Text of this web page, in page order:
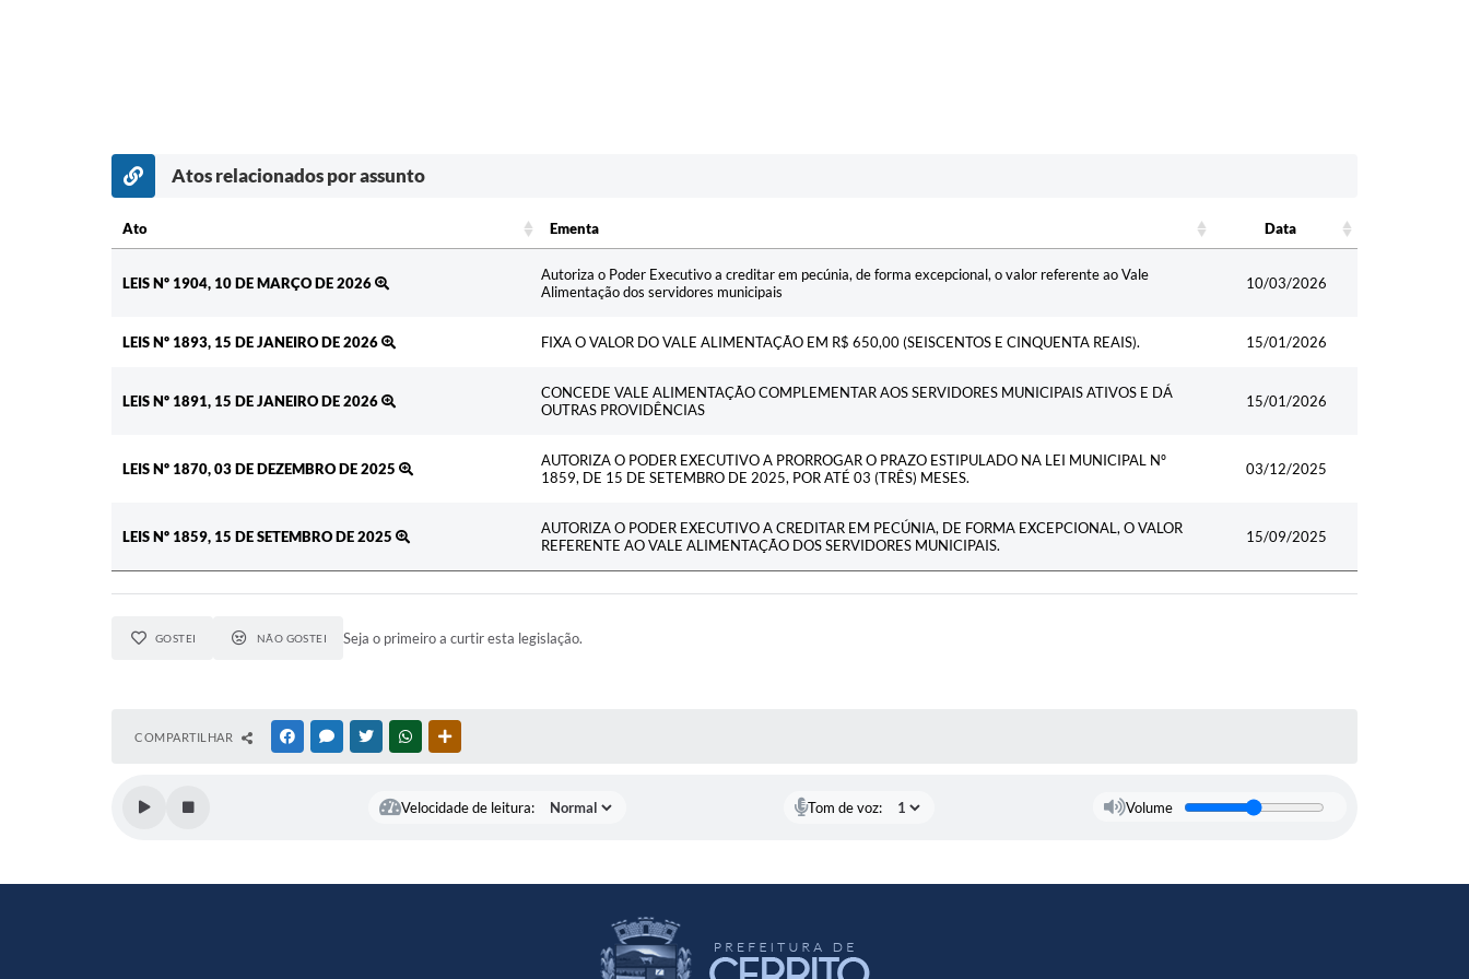
Atos relacionados por assunto
Ato Ementa
Data
LEIS Nº 1904, 10 DE MARÇO DE 2026
Autoriza o Poder Executivo a creditar em pecúnia, de forma excepcional, o valor referente ao Vale
Alimentação dos servidores municipais
10/03/2026
LEIS Nº 1893, 15 DE JANEIRO DE 2026 FIXA O VALOR DO VALE ALIMENTAÇÃO EM R$ 650,00 (SEISCENTOS E CINQUENTA REAIS). 15/01/2026
LEIS Nº 1891, 15 DE JANEIRO DE 2026
CONCEDE VALE ALIMENTAÇÃO COMPLEMENTAR AOS SERVIDORES MUNICIPAIS ATIVOS E DÁ
OUTRAS PROVIDÊNCIAS
15/01/2026
LEIS Nº 1870, 03 DE DEZEMBRO DE 2025
AUTORIZA O PODER EXECUTIVO A PRORROGAR O PRAZO ESTIPULADO NA LEI MUNICIPAL Nº
1859, DE 15 DE SETEMBRO DE 2025, POR ATÉ 03 (TRÊS) MESES.
03/12/2025
LEIS Nº 1859, 15 DE SETEMBRO DE 2025
AUTORIZA O PODER EXECUTIVO A CREDITAR EM PECÚNIA, DE FORMA EXCEPCIONAL, O VALOR
REFERENTE AO VALE ALIMENTAÇÃO DOS SERVIDORES MUNICIPAIS.
15/09/2025
GOSTEI NÃO GOSTEI Seja o primeiro a curtir esta legislação.
COMPARTILHAR FACEBOOKMESSENGER
TWITTERWHATSAPP
Velocidade de leitura: Tom de voz: Volume